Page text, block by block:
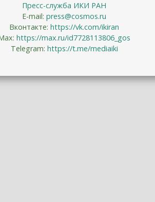
Пресс-служба ИКИ РАН
E-mail: press@cosmos.ru
Вконтакте: https://vk.com/ikiran
https://max.ru/id7728113806_gos
Telegram: https://t.me/mediaiki